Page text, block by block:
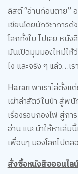
ลิสต์ “อ่านก่อนตาย”
เขียนโดยนักวิชาการดั
โลกทั้งใบ ไปเลย หนั
มันเปิดมุมมองใหม่ให้
ไง และจริง ๆ แล้ว…เร
Harari พาเราไล่ตั้งแ
เผ่าล่าสัตว์ในป่า สู่พ
เรื่องรอบกองไฟ สู่กา
อ่าน แนะนำให้หาเล่ม
เพื่อนๆ มองโลกไปตล
สั่งซื้อหนังสือออนไล